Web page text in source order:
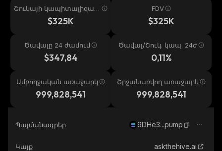
Շուկայի կապիտալիզաց
$325K
FDV
$325K
Ծավալը 24 ժամում
$347,84
Ծավալ/Շուկ. կապ. 24ժ
0,11%
Ամբողջական առաջարկ
999,828,541
Շրջանառվող առաջարկ
999,828,541
Պայմանագրեր 9DHe3...pump
Կայք askthehive.ai